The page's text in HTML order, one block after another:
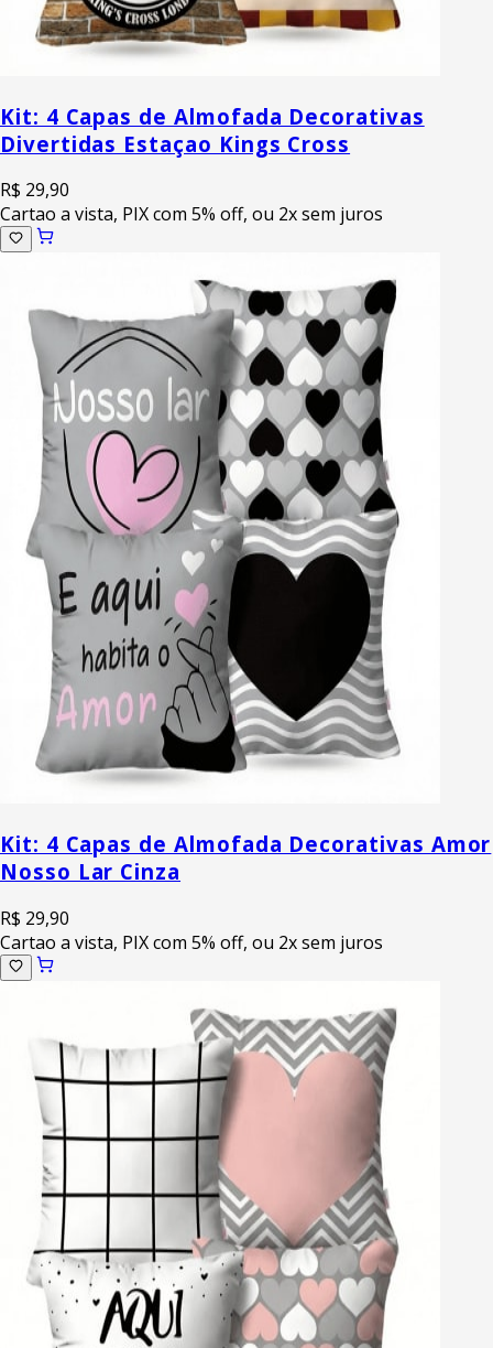
Kit: 4 Capas de Almofada Decorativas
Divertidas Estaçao Kings Cross
R$ 29,90
Cartao a vista, PIX com 5% off, ou 2x sem juros
Kit: 4 Capas de Almofada Decorativas Amor
Nosso Lar Cinza
R$ 29,90
Cartao a vista, PIX com 5% off, ou 2x sem juros